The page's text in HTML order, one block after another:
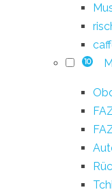
10